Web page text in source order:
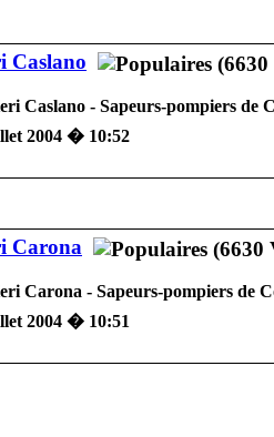
Caslano
Caslano - Sapeurs-pompiers de
2004 � 10:52
Carona
Carona - Sapeurs-pompiers de
2004 � 10:51